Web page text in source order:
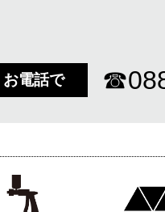
お電話で ☎